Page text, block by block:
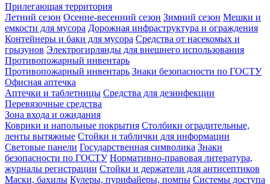
Прилегающая территория
Летний сезон Осенне-весенний сезон Зимний сезон Мешки и
емкости для мусора Дорожная инфраструктура и ограждения
Контейнеры и баки для мусора Средства от насекомых и
грызунов Электрогирлянды для внешнего использования
Противопожарный инвентарь
Противопожарный инвентарь Знаки безопасности по ГОСТУ
Офисная аптечка
Аптечки и таблетницы Средства для дезинфекции
Перевязочные средства
Зона входа и ожидания
Коврики и напольные покрытия Столбики оградительные,
ленты вытяжные Стойки и таблички для информации
Световые панели Государственная символика Знаки
безопасности по ГОСТУ Нормативно-правовая литература,
журналы регистрации Стойки и держатели для антисептиков
Маски, бахилы Кулеры, пурифайеры, помпы Системы доступа